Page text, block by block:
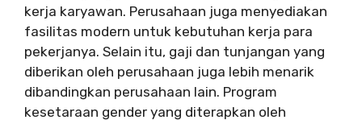
kerja karyawan. Perusahaan juga menyediakan
fasilitas modern untuk kebutuhan kerja para
pekerjanya. Selain itu, gaji dan tunjangan yang
diberikan oleh perusahaan juga lebih menarik
dibandingkan perusahaan lain. Program
kesetaraan gender yang diterapkan oleh